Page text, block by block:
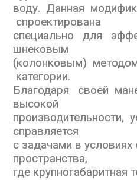
воду. Данная
спроектирована
специально для
шнековым
(колонковым)
категории.
Благодаря своей
высокой
производительности,
справляется
с задачами в условиях
пространства,
где крупногабаритная